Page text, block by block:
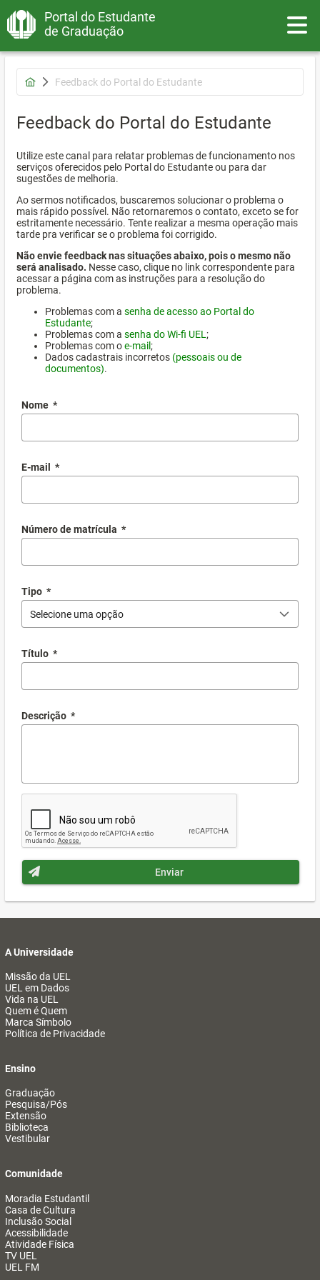
Portal do Estudante
de Graduação
Feedback do Portal do Estudante
Feedback do Portal do Estudante
Utilize este canal para relatar problemas de funcionamento nos
serviços oferecidos pelo Portal do Estudante ou para dar
sugestões de melhoria.
Ao sermos notificados, buscaremos solucionar o problema o
mais rápido possível. Não retornaremos o contato, exceto se for
estritamente necessário. Tente realizar a mesma operação mais
tarde pra verificar se o problema foi corrigido.
Não envie feedback nas situações abaixo, pois o mesmo não
será analisado. Nesse caso, clique no link correspondente para
acessar a página com as instruções para a resolução do
problema.
Problemas com a senha de acesso ao Portal do
Estudante;
Problemas com a senha do Wi-fi UEL ;
Problemas com oe-mail;
Dados cadastrais incorretos (pessoais ou de
documentos).
Nome *
E-mail *
Número de matrícula *
Tipo *
Selecione uma opção
Título *
Descrição *
Enviar
A Universidade
Missão da UEL
UEL em Dados
Vida na UEL
Quem é Quem
Marca Símbolo
Política de Privacidade
Ensino
Graduação
Pesquisa/Pós
Extensão
Biblioteca
Vestibular
Comunidade
Moradia Estudantil
Casa de Cultura
Inclusão Social
Acessibilidade
Atividade Física
TV UEL
UEL FM